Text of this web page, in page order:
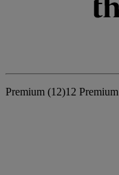
Premium (12)12 Premium